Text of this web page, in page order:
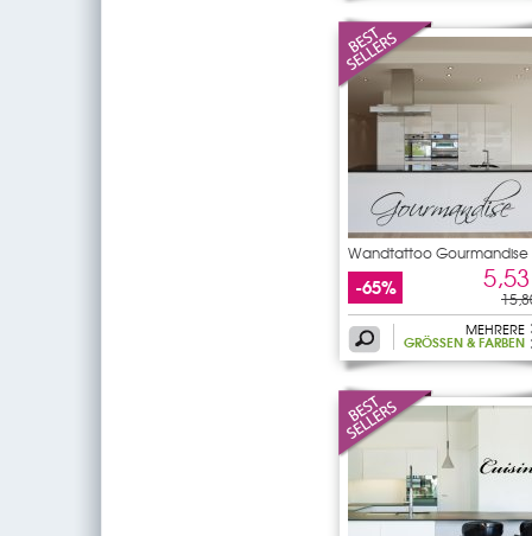
Wandtattoo Gourmandise
-65%
MEHRERE
GRÖSSEN & FARBEN